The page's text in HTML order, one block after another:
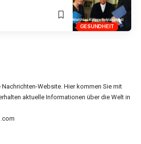
GESUNDHEIT
Website. Hier kommen Sie mit
aktuelle Informationen über die Welt in